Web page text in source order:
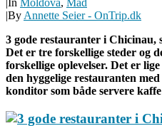
|In Moldova, Mad
|By Annette Seier - OnTrip.dk
3 gode restauranter i Chicinau,
Det er tre forskellige steder og
forskellige oplevelser. Det er
den hyggelige restauranten
konditor som både servere